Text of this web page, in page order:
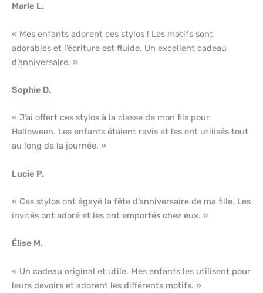
Marie L.
« Mes enfants adorent ces stylos ! Les motifs sont
adorables et l’écriture est fluide. Un excellent cadeau
d’anniversaire. »
Sophie D.
« J’ai offert ces stylos à la classe de mon fils pour
Halloween. Les enfants étaient ravis et les ont utilisés tout
au long de la journée. »
Lucie P.
« Ces stylos ont égayé la fête d’anniversaire de ma fille. Les
invités ont adoré et les ont emportés chez eux. »
Élise M.
« Un cadeau original et utile. Mes enfants les utilisent pour
leurs devoirs et adorent les différents motifs. »